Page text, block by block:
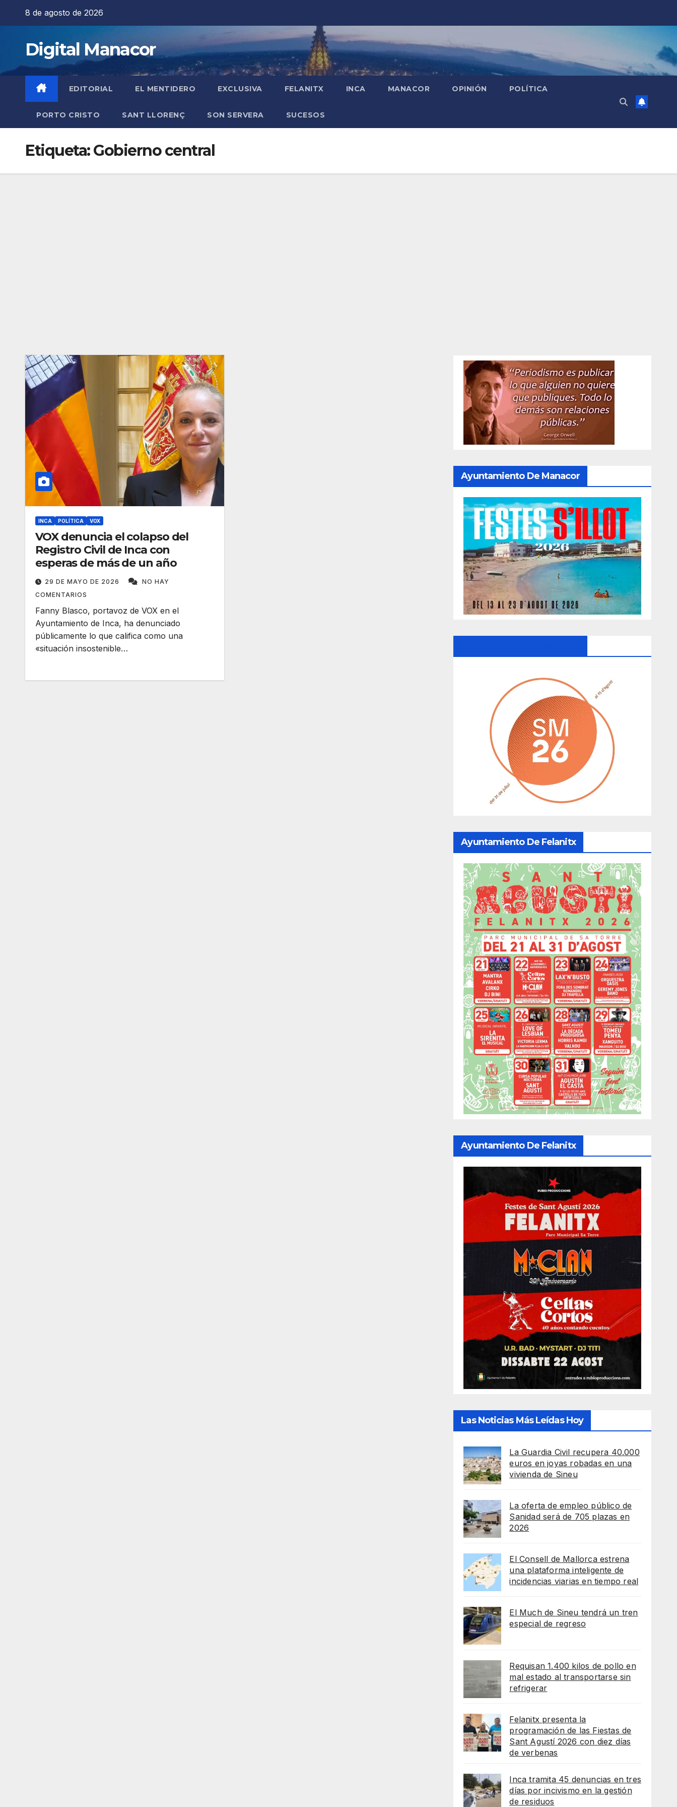
8 de agosto de 2026
Digital Manacor
EDITORIAL EL MENTIDERO EXCLUSIVA FELANITX INCA MANACOR OPINIÓN POLÍTICA
PORTO CRISTO SANT LLORENÇ SON SERVERA SUCESOS
Etiqueta:Gobierno central
INCA POLÍTICA VOX
VOX denuncia el colapso del
Registro Civil de Inca con
esperas de más de un año
29 DE MAYO DE 2026
NO HAY
COMENTARIOS
Fanny Blasco, portavoz de VOX en el
Ayuntamiento de Inca, ha denunciado
públicamente lo que califica como una
«situación insostenible…
Ayuntamiento De Manacor
Ayuntamiento De Felanitx
Ayuntamiento De Felanitx
Las Noticias Más Leídas Hoy
La Guardia Civil recupera 40.000
euros en joyas robadas en una
vivienda de Sineu
La oferta de empleo público de
Sanidad será de 705 plazas en
2026
El Consell de Mallorca estrena
una plataforma inteligente de
incidencias viarias en tiempo real
El Much de Sineu tendrá un tren
especial de regreso
Requisan 1.400 kilos de pollo en
mal estado al transportarse sin
refrigerar
Felanitx presenta la
programación de las Fiestas de
Sant Agustí 2026 con diez días
de verbenas
Inca tramita 45 denuncias en tres
días por incivismo en la gestión
de residuos